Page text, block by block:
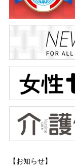
【お知らせ】